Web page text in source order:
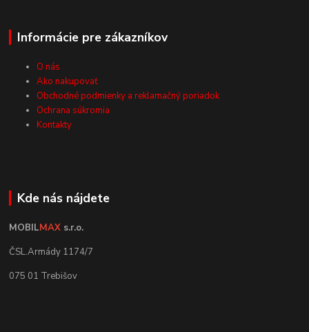
Informácie pre zákazníkov
O nás
Ako nakupovať
Obchodné podmienky a reklamačný poriadok
Ochrana súkromia
Kontakty
Kde nás nájdete
MOBILMAX s.r.o.
ČSL.Armády 1174/7
075 01 Trebišov